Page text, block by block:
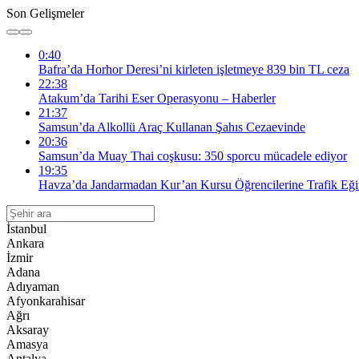
Son Gelişmeler
0:40
Bafra’da Horhor Deresi’ni kirleten işletmeye 839 bin TL ceza
22:38
Atakum’da Tarihi Eser Operasyonu – Haberler
21:37
Samsun’da Alkollü Araç Kullanan Şahıs Cezaevinde
20:36
Samsun’da Muay Thai coşkusu: 350 sporcu mücadele ediyor
19:35
Havza’da Jandarmadan Kur’an Kursu Öğrencilerine Trafik
İstanbul
Ankara
İzmir
Adana
Adıyaman
Afyonkarahisar
Ağrı
Aksaray
Amasya